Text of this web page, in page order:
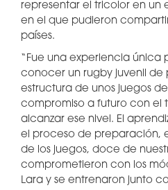
representar el tricolor en un
en el que pudieron
países.
“Fue una experiencia única
conocer un rugby juvenil de
estructura de unos juegos
compromiso a futuro con el
alcanzar ese nivel. El
el proceso de preparación,
de los juegos, doce de
comprometieron con los
Lara y se entrenaron junto